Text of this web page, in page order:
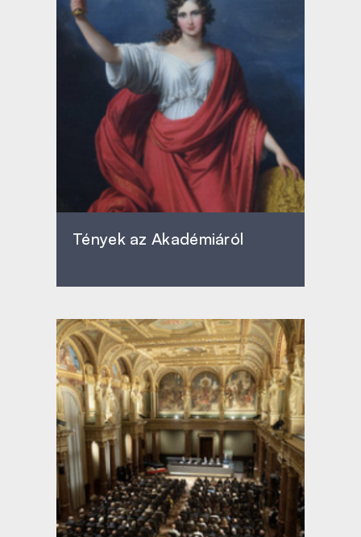
Tények az Akadémiáról